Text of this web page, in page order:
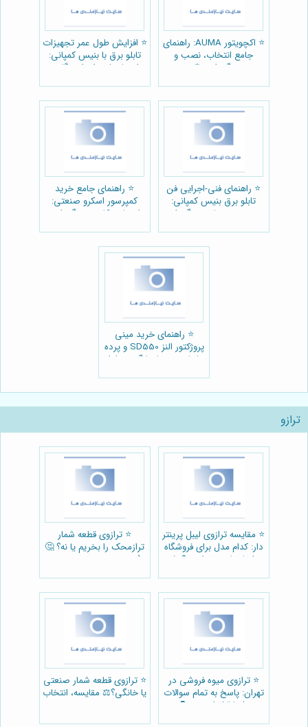
⭐️ اکچویتور AUMA: راهنمای
جامع انتخاب، نصب و
نگهداری ⚙️
⭐️ افزایش طول عمر تجهیزات
تابلو برق با بنیس کمپانی:
راهنمای فنی-اجرایی گام به
⭐️ راهنمای فنی-اجرایی فن
تابلو برق بنیس کمپانی:
نصب، عیب‌یابی و نگهداری
⭐️ راهنمای جامع خرید
کمپرسور اسکرو صنعتی:
انتخاب، کاربرد و نگهداری
⭐️ راهنمای خرید مینی
پروژکتور النز SD550 و پرده
نمایش: سینما خانگی حرفه‌ای
ترازو
⭐️ مقایسه ترازوی لیبل پرینتر
دار: کدام مدل برای فروشگاه
شما مناسب‌تر است؟ ⚖️
⭐️ ترازوی قطعه شمار
ترازمحک را بخریم یا نه؟ 🤔
(نقد و بررسی تخصصی +
⭐️ ترازوی میوه فروشی در
تهران: پاسخ به تمام سوالات
شما قبل از خرید ❓
⭐️ ترازوی قطعه شمار صنعتی
یا خانگی؟⚖️ مقایسه، انتخاب